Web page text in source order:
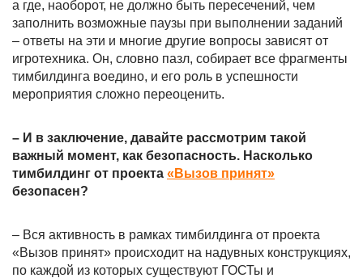
а где, наоборот, не должно быть пересечений, чем
заполнить возможные паузы при выполнении заданий
– ответы на эти и многие другие вопросы зависят от
игротехника. Он, словно пазл, собирает все фрагменты
тимбилдинга воедино, и его роль в успешности
мероприятия сложно переоценить.
– И в заключение, давайте рассмотрим такой
важный момент, как безопасность. Насколько
тимбилдинг от проекта «Вызов принят»
безопасен?
– Вся активность в рамках тимбилдинга от проекта
«Вызов принят» происходит на надувных конструкциях,
по каждой из которых существуют ГОСТы и